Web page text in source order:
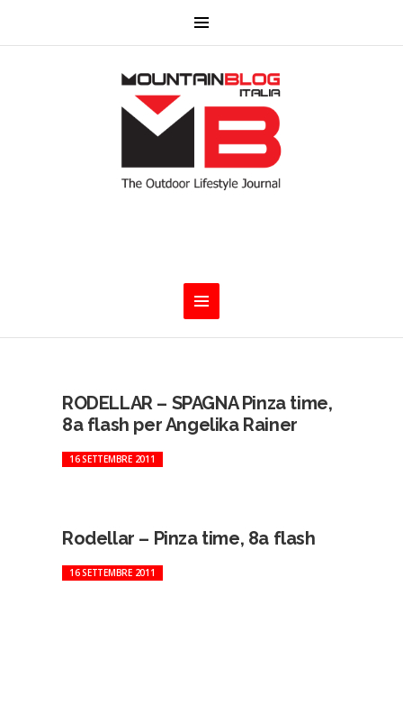
RODELLAR – SPAGNA Pinza time,
8a flash per Angelika Rainer
16 SETTEMBRE 2011
Rodellar – Pinza time, 8a flash
16 SETTEMBRE 2011